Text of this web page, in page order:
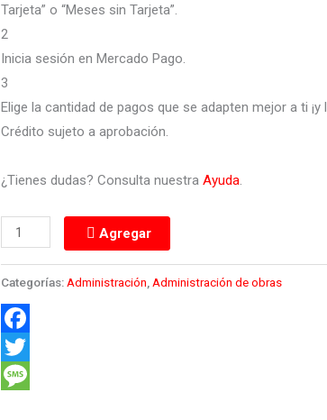
Tarjeta” o “Meses sin Tarjeta”.
2
Inicia sesión en Mercado Pago.
3
Elige la cantidad de pagos que se adapten mejor a ti ¡y
Crédito sujeto a aprobación.
¿Tienes dudas? Consulta nuestraAyuda.
Agregar
Categorías: Administración Administración de obras
Facebook
Twitter